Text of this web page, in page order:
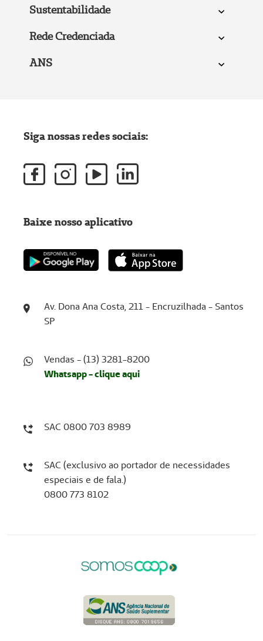
Sustentabilidade
Rede Credenciada
ANS
Av. Dona Ana Costa, 211 - Encruzilhada - Santos
SP
Vendas - (13) 3281-8200
Whatsapp - clique aqui
SAC 0800 703 8989
SAC (exclusivo ao portador de necessidades
especiais e de fala.)
0800 773 8102
Siga nossas redes sociais:
Baixe nosso aplicativo